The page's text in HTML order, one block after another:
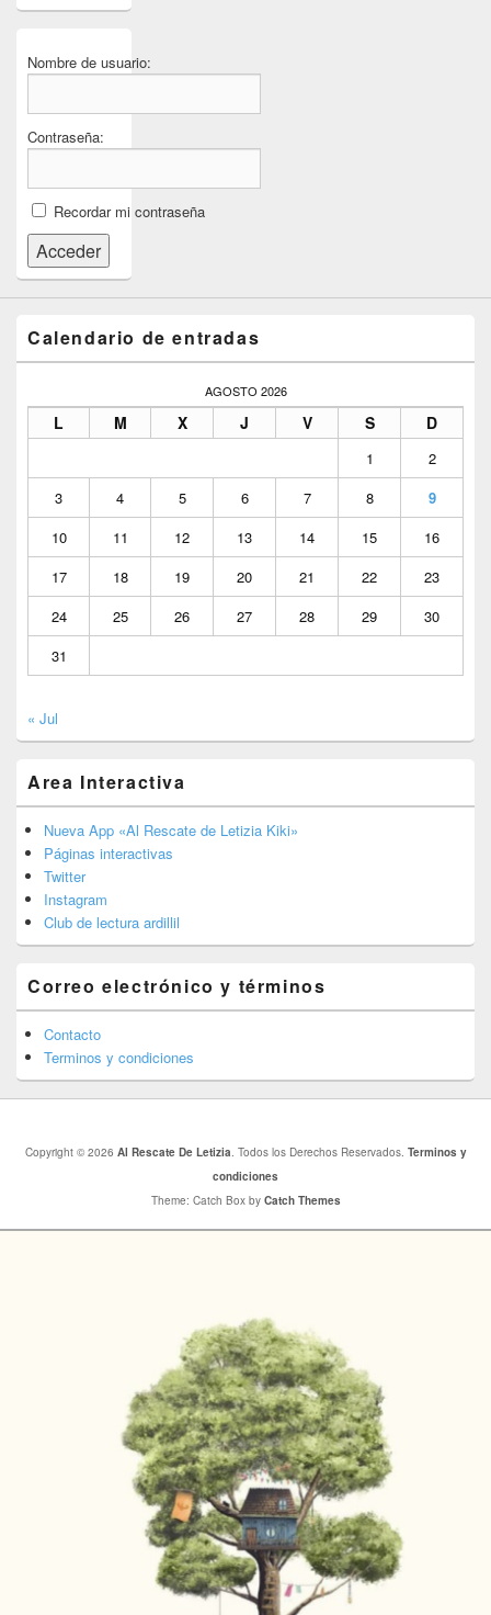
Nombre de usuario:
Contraseña:
Recordar mi contraseña
Acceder
Calendario de entradas
AGOSTO 2026
L M X J V S D
1
2
3
4 5 6 7 8
9
10
11 12 13 14 15
16
17
18 19 20 21 22
23
24
25 26 27 28 29
30
31
« Jul
Area Interactiva
Nueva App «Al Rescate de Letizia Kiki»
Páginas interactivas
Twitter
Instagram
Club de lectura ardillil
Correo electrónico y términos
Contacto
Terminos y condiciones
Copyright © 2026 Al Rescate De Letizia. Todos los Derechos Reservados. Terminos y
condiciones
Theme: Catch Box by Catch Themes